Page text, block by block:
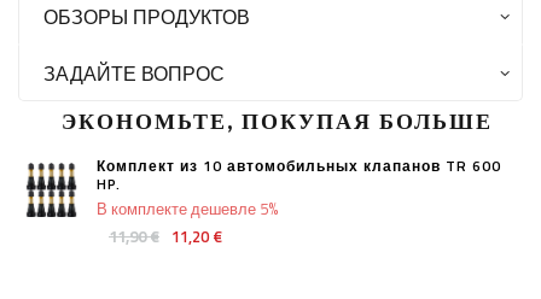
ОБЗОРЫ ПРОДУКТОВ
ЗАДАЙТЕ ВОПРОС
ЭКОНОМЬТЕ, ПОКУПАЯ БОЛЬШЕ
Комплект из 10 автомобильных клапанов TR 600
HP.
11,90 € 11,20 €
В комплекте дешевле 5%